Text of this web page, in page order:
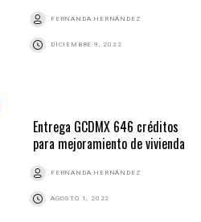
FERNANDA HERNÁNDEZ
DICIEMBRE 9, 2022
Entrega GCDMX 646 créditos
para mejoramiento de vivienda
FERNANDA HERNÁNDEZ
AGOSTO 1, 2022